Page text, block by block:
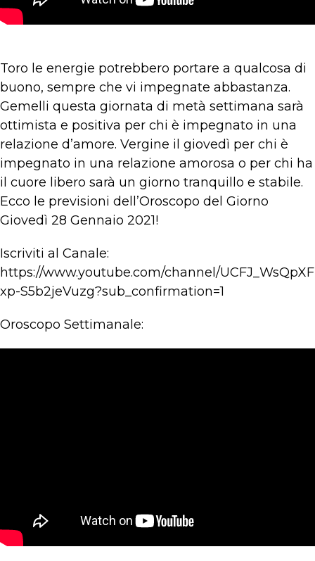
Toro le energie potrebbero portare a qualcosa di
buono, sempre che vi impegnate abbastanza.
Gemelli questa giornata di metà settimana sarà
ottimista e positiva per chi è impegnato in una
relazione d’amore. Vergine il giovedì per chi è
impegnato in una relazione amorosa o per chi ha
il cuore libero sarà un giorno tranquillo e stabile.
Ecco le previsioni dell’Oroscopo del Giorno
Giovedì 28 Gennaio 2021!
Iscriviti al Canale:
https://www.youtube.com/channel/UCFJ_WsQpXF
xp-S5b2jeVuzg?sub_confirmation=1
Oroscopo Settimanale: